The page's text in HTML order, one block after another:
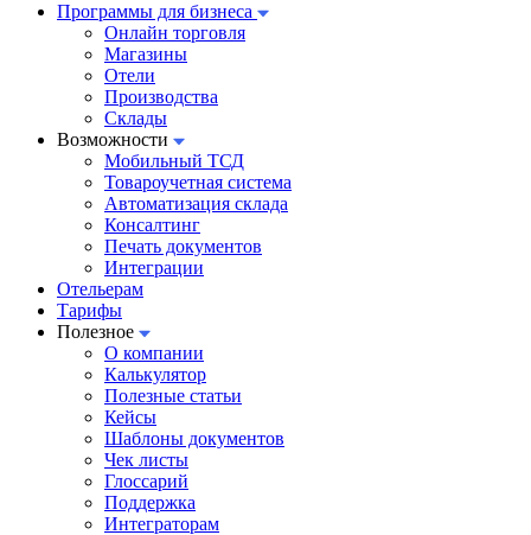
Программы для бизнеса
Онлайн торговля
Магазины
Отели
Производства
Склады
Возможности
Мобильный ТСД
Товароучетная система
Автоматизация склада
Консалтинг
Печать документов
Интеграции
Отельерам
Тарифы
Полезное
О компании
Калькулятор
Полезные статьи
Кейсы
Шаблоны документов
Чек листы
Глоссарий
Поддержка
Интеграторам